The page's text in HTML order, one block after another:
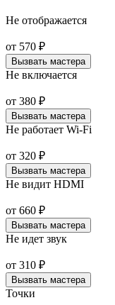
Не отображается
от 570 ₽
Вызвать мастера
Не включается
от 380 ₽
Вызвать мастера
Не работает Wi-Fi
от 320 ₽
Вызвать мастера
Не видит HDMI
от 660 ₽
Вызвать мастера
Не идет звук
от 310 ₽
Вызвать мастера
Точки